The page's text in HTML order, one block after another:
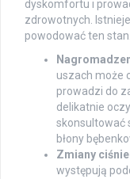
dyskomfortu i
zdrowotnych.
powodować ten
uszach może
prowadzi do
delikatnie
skonsultować
błony
Zmiany
występują